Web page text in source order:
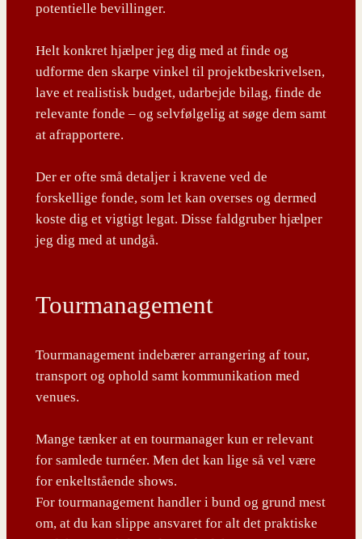
potentielle bevillinger.
Helt konkret hjælper jeg dig med at finde og
udforme den skarpe vinkel til projektbeskrivelsen,
lave et realistisk budget, udarbejde bilag, finde de
relevante fonde – og selvfølgelig at søge dem samt
at afrapportere.
Der er ofte små detaljer i kravene ved de
forskellige fonde, som let kan overses og dermed
koste dig et vigtigt legat. Disse faldgruber hjælper
jeg dig med at undgå.
Tourmanagement
Tourmanagement indebærer arrangering af tour,
transport og ophold samt kommunikation med
venues.
Mange tænker at en tourmanager kun er relevant
for samlede turnéer. Men det kan lige så vel være
for enkeltstående shows.
For tourmanagement handler i bund og grund mest
om, at du kan slippe ansvaret for alt det praktiske